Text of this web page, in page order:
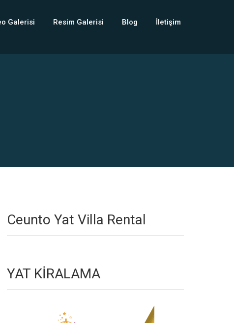
Galerisi Resim Galerisi Blog İletişim
Ceunto Yat Villa Rental
YAT KİRALAMA